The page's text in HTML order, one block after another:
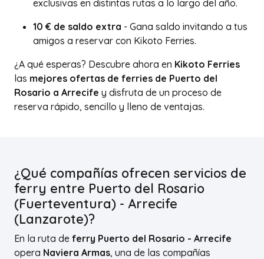
exclusivas en distintas rutas a lo largo del año.
10 € de saldo extra - Gana saldo invitando a tus
amigos a reservar con Kikoto Ferries.
¿A qué esperas? Descubre ahora en Kikoto Ferries
las mejores ofertas de ferries de Puerto del
Rosario a Arrecife y disfruta de un proceso de
reserva rápido, sencillo y lleno de ventajas.
¿Qué compañías ofrecen servicios de
ferry entre Puerto del Rosario
(Fuerteventura) - Arrecife
(Lanzarote)?
En la ruta de ferry Puerto del Rosario - Arrecife
opera Naviera Armas, una de las compañías